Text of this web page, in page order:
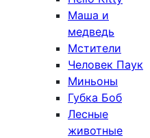
Маша и
медведь
Мстители
Человек Паук
Миньоны
Губка Боб
Лесные
животные